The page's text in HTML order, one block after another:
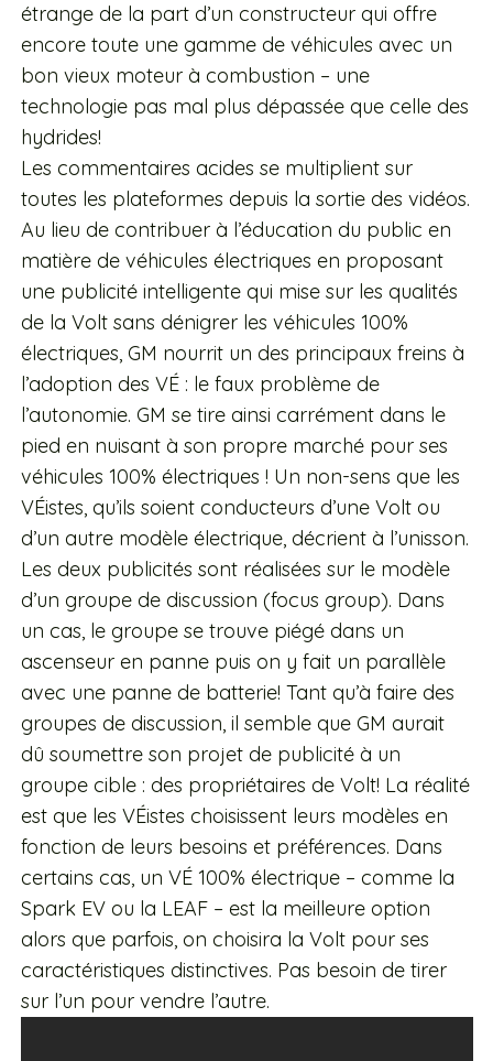
étrange de la part d’un constructeur qui offre
encore toute une gamme de véhicules avec un
bon vieux moteur à combustion – une
technologie pas mal plus dépassée que celle des
hydrides!
Les commentaires acides se multiplient sur
toutes les plateformes depuis la sortie des vidéos.
Au lieu de contribuer à l’éducation du public en
matière de véhicules électriques en proposant
une publicité intelligente qui mise sur les qualités
de la Volt sans dénigrer les véhicules 100%
électriques, GM nourrit un des principaux freins à
l’adoption des VÉ : le faux problème de
l’autonomie. GM se tire ainsi carrément dans le
pied en nuisant à son propre marché pour ses
véhicules 100% électriques ! Un non-sens que les
VÉistes, qu’ils soient conducteurs d’une Volt ou
d’un autre modèle électrique, décrient à l’unisson.
Les deux publicités sont réalisées sur le modèle
d’un groupe de discussion (focus group). Dans
un cas, le groupe se trouve piégé dans un
ascenseur en panne puis on y fait un parallèle
avec une panne de batterie! Tant qu’à faire des
groupes de discussion, il semble que GM aurait
dû soumettre son projet de publicité à un
groupe cible : des propriétaires de Volt! La réalité
est que les VÉistes choisissent leurs modèles en
fonction de leurs besoins et préférences. Dans
certains cas, un VÉ 100% électrique – comme la
Spark EV ou la LEAF – est la meilleure option
alors que parfois, on choisira la Volt pour ses
caractéristiques distinctives. Pas besoin de tirer
sur l’un pour vendre l’autre.